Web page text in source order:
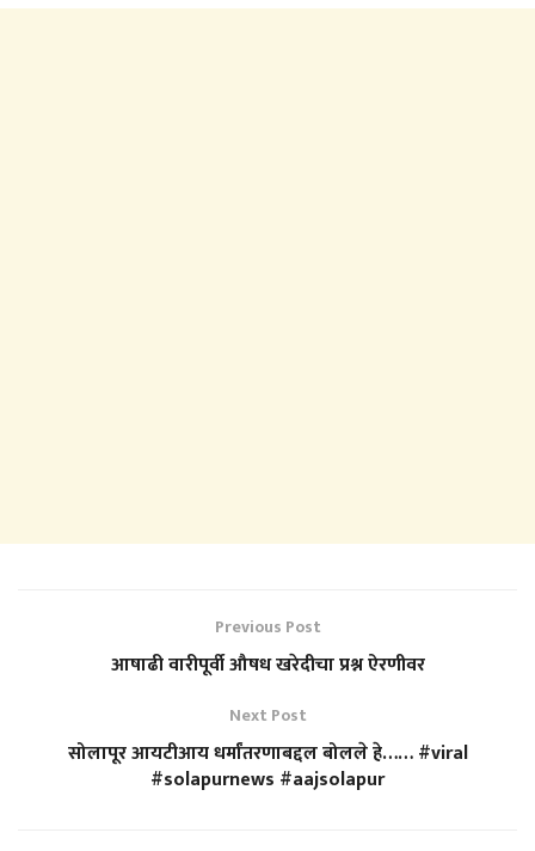
Previous Post
आषाढी वारीपूर्वी औषध खरेदीचा प्रश्न ऐरणीवर
Next Post
सोलापूर आयटीआय धर्मांतरणाबद्दल बोलले हे…… #viral
#solapurnews #aajsolapur